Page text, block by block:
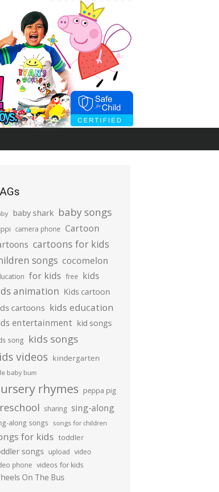
baby shark baby songs
camera phone Cartoon
cartoons for kids
songs cocomelon
for kids free kids
animation Kids cartoon
cartoons kids education
entertainment kid songs
song kids songs
videos kindergarten
baby bum
rhymes peppa pig
sharing sing-along
along songs songs for children
for kids toddler
songs upload video
phone videos for kids
On The Bus